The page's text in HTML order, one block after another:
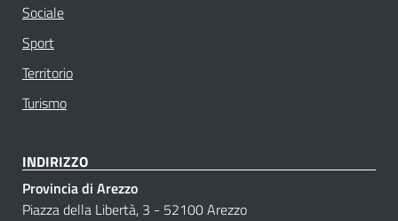
Sociale
Sport
Territorio
Turismo
INDIRIZZO
Provincia di Arezzo
Piazza della Libertà, 3 - 52100 Arezzo